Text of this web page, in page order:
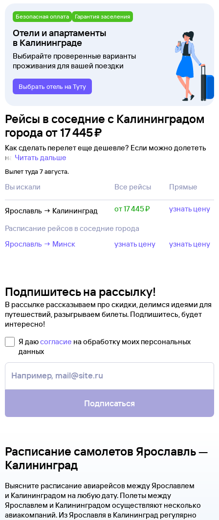
Безопасная оплата Гарантия заселения
Отели и апартаменты
в Калининграде
Выбирайте проверенные варианты
проживания для вашей поездки
Выбрать отель на Туту
Рейсы в соседние с Калининградом
города от17 ⁠445 ⁠₽
Как сделать перелет еще дешевле? Если можно долететь
на Читать дальше
Вылет туда 7 августа.
Вы искали Все рейсы Прямые
Ярославль → Калининград от 17 ⁠445 ⁠₽ узнать цену
Расписание рейсов в соседние города
Ярославль → Минск
узнать цену узнать цену
Подпишитесь на рассылку!
В рассылке рассказываем про скидки, делимся идеями для
путешествий, разыгрываем билеты. Подпишитесь, будет
интересно!
Я даюсогласие на обработку моих персональных
данных
Подписаться
Расписание самолетов Ярославль —
Калининград
Выясните расписание авиарейсов между Ярославлем
и Калининградом на любую дату. Полеты между
Ярославлем и Калининградом осуществляют несколько
авиакомпаний. Из Ярославля в Калининград регулярно